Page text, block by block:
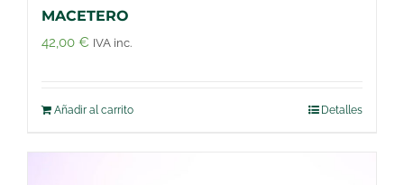
MACETERO
42,00 € IVA inc.
Añadir al carrito Detalles